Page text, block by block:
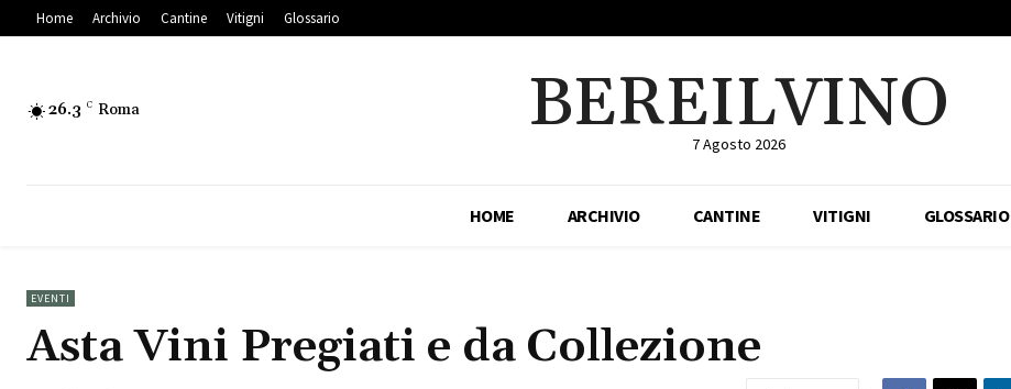
Home Archivio Cantine Vitigni Glossario
26.3 C Roma BEREILVINO
7 Agosto 2026
HOME ARCHIVIO CANTINE VITIGNI GLOSSARIO
EVENTI
Asta Vini Pregiati e da Collezione